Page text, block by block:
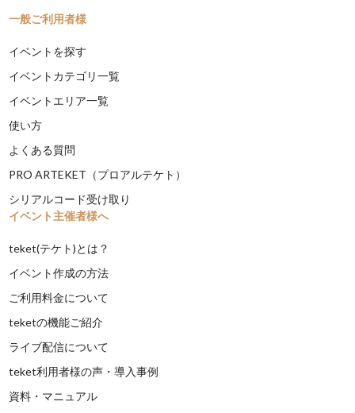
一般ご利用者様
イベントを探す
イベントカテゴリ一覧
イベントエリア一覧
使い方
よくある質問
PRO ARTEKET（プロアルテケト）
シリアルコード受け取り
イベント主催者様へ
teket(テケト)とは？
イベント作成の方法
ご利用料金について
teketの機能ご紹介
ライブ配信について
teket利用者様の声・導入事例
資料・マニュアル